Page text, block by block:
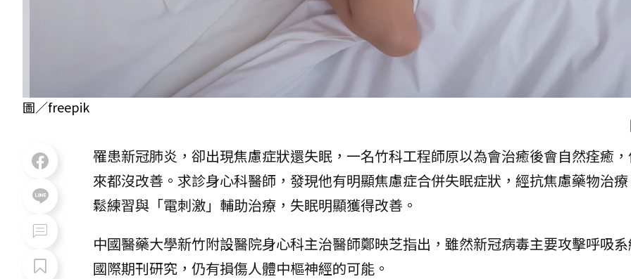
圖／freepik
罹患新冠肺炎，卻出現焦慮症狀還失眠，一名竹科工程師原以為會治癒後會自然痊癒
來都沒改善。求診身心科醫師，發現他有明顯焦慮症合併失眠症狀，經抗焦慮藥物治
鬆練習與「電刺激」輔助治療，失眠明顯獲得改善。
中國醫藥大學新竹附設醫院身心科主治醫師鄭映芝指出，雖然新冠病毒主要攻擊呼吸
國際期刊研究，仍有損傷人體中樞神經的可能。